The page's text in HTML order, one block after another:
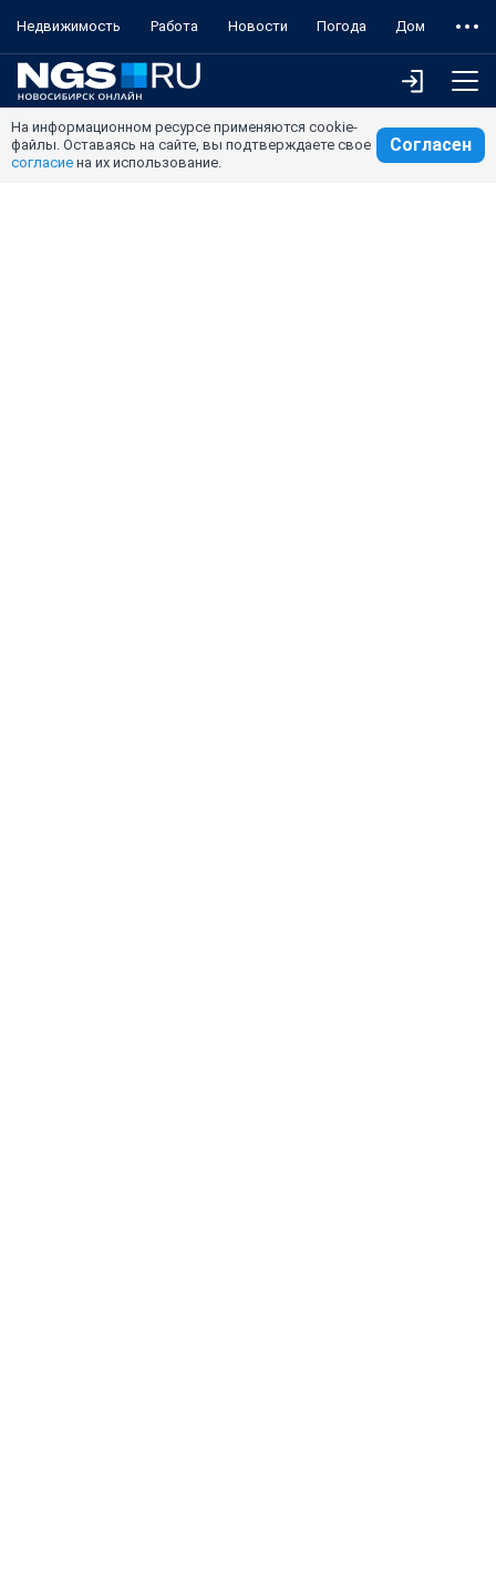
Недвижимость Работа Новости Погода Дом
На информационном ресурсе применяются cookie-
файлы. Оставаясь на сайте, вы подтверждаете свое
согласие на их использование.
Согласен